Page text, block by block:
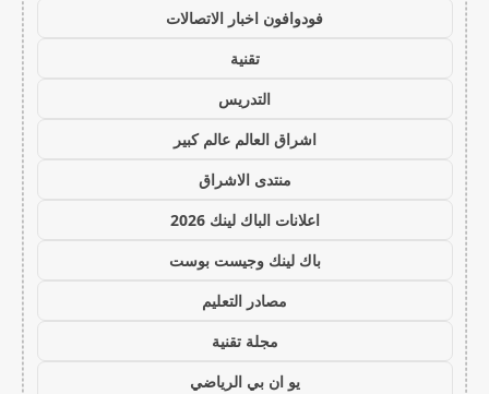
فودوافون اخبار الاتصالات
تقنية
التدريس
اشراق العالم عالم كبير
منتدى الاشراق
اعلانات الباك لينك 2026
باك لينك وجيست بوست
مصادر التعليم
مجلة تقنية
يو ان بي الرياضي